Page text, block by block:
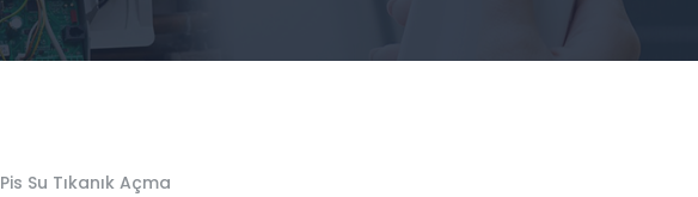
Pis Su Tıkanık Açma